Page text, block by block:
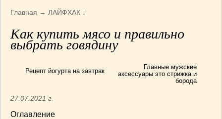
Армянская (4)
Грузинская(10)
Индийская(9)
Итальянская(14)
Марокканская
Румынская кухня
Главная → ЛАЙФХАК ↓
Как купить мясо и правильно
выбрать говядину
Рецепт йогурта на завтрак
Главные мужские
аксессуары это стрижка и
борода
27.07.2021 г.
Оглавление